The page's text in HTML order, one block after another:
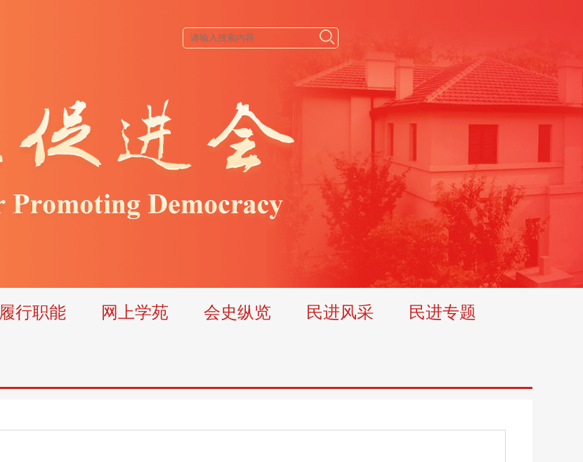
履行职能 网上学苑 会史纵览 民进风采 民进专题